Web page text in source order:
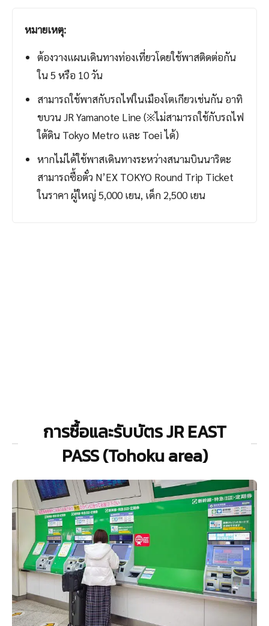
หมายเหตุ:
ต้องวางแผนเดินทางท่องเที่ยวโดยใช้พาสติดต่อกัน
ใน 5 หรือ 10 วัน
สามารถใช้พาสกับรถไฟในเมืองโตเกียวเช่นกัน อาทิ
ขบวน JR Yamanote Line (※ไม่สามารถใช้กับรถไฟ
ใต้ดิน Tokyo Metro และ Toei ได้)
หากไม่ได้ใช้พาสเดินทางระหว่างสนามบินนาริตะ
สามารถซื้อตั๋ว N’EX TOKYO Round Trip Ticket
ในราคา ผู้ใหญ่ 5,000 เยน, เด็ก 2,500 เยน
การซื้อและรับบัตร JR EAST
PASS (Tohoku area)